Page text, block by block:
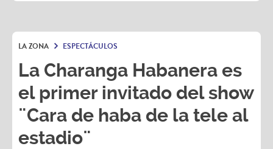
LA ZONA ESPECTÁCULOS
La Charanga Habanera es
el primer invitado del show
¨Cara de haba de la tele al
estadio¨